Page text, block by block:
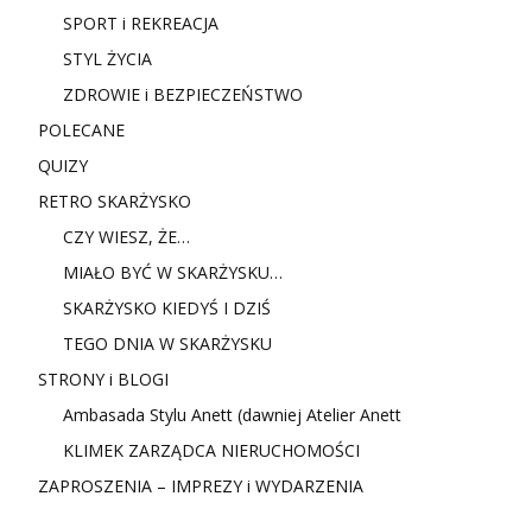
SPORT i REKREACJA
STYL ŻYCIA
ZDROWIE i BEZPIECZEŃSTWO
POLECANE
QUIZY
RETRO SKARŻYSKO
CZY WIESZ, ŻE…
MIAŁO BYĆ W SKARŻYSKU…
SKARŻYSKO KIEDYŚ I DZIŚ
TEGO DNIA W SKARŻYSKU
STRONY i BLOGI
Ambasada Stylu Anett (dawniej Atelier Anett
KLIMEK ZARZĄDCA NIERUCHOMOŚCI
ZAPROSZENIA – IMPREZY i WYDARZENIA